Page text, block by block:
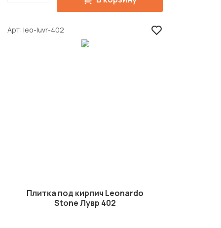
Арт leo-luvr-402
Плитка под кирпич Leonardo
Stone Лувр 402